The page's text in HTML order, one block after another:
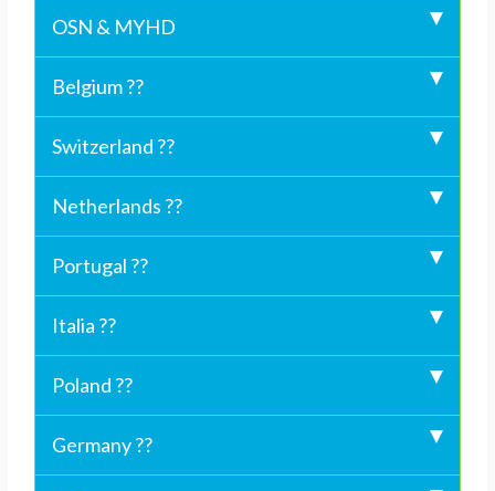
OSN & MYHD
Belgium ??
Switzerland ??
Netherlands ??
Portugal ??
Italia ??
Poland ??
Germany ??